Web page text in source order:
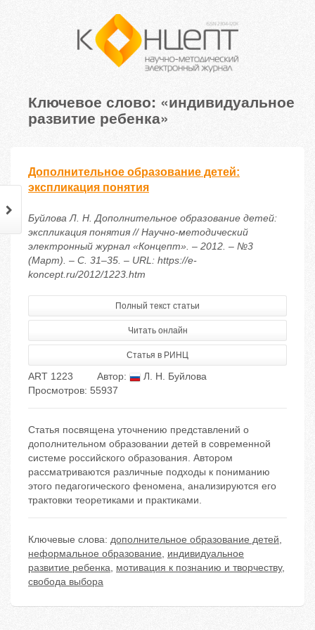
Ключевое слово: «индивидуальное
развитие ребенка»
Дополнительное образование детей:
экспликация понятия
Буйлова Л. Н. Дополнительное образование детей:
экспликация понятия // Научно-методический
электронный журнал «Концепт». – 2012. – №3
(Март). – С. 31–35. – URL: https://e-
koncept.ru/2012/1223.htm
Полный текст статьи
Читать онлайн
Статья в РИНЦ
ART 1223 Автор:
Л. Н. Буйлова
Просмотров: 55937
Статья посвящена уточнению представлений о
дополнительном образовании детей в современной
системе российского образования. Автором
рассматриваются различные подходы к пониманию
этого педагогического феномена, анализируются его
трактовки теоретиками и практиками.
Ключевые слова: дополнительное образование детей,
неформальное образование, индивидуальное
развитие ребенка, мотивация к познанию и творчеству,
свобода выбора